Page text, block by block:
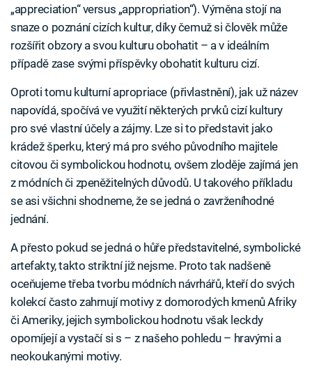
„appreciation“ versus „appropriation“). Výměna stojí na
snaze o poznání cizích kultur, díky čemuž si člověk může
rozšířit obzory a svou kulturu obohatit – a v ideálním
případě zase svými příspěvky obohatit kulturu cizí.
Oproti tomu kulturní apropriace (přivlastnění), jak už název
napovídá, spočívá ve využití některých prvků cizí kultury
pro své vlastní účely a zájmy. Lze si to představit jako
krádež šperku, který má pro svého původního majitele
citovou či symbolickou hodnotu, ovšem zloděje zajímá jen
z módních či zpeněžitelných důvodů. U takového příkladu
se asi všichni shodneme, že se jedná o zavrženíhodné
jednání.
A přesto pokud se jedná o hůře představitelné, symbolické
artefakty, takto striktní již nejsme. Proto tak nadšeně
oceňujeme třeba tvorbu módních návrhářů, kteří do svých
kolekcí často zahrnují motivy z domorodých kmenů Afriky
či Ameriky, jejich symbolickou hodnotu však leckdy
opomíjejí a vystačí si s – z našeho pohledu – hravými a
neokoukanými motivy.